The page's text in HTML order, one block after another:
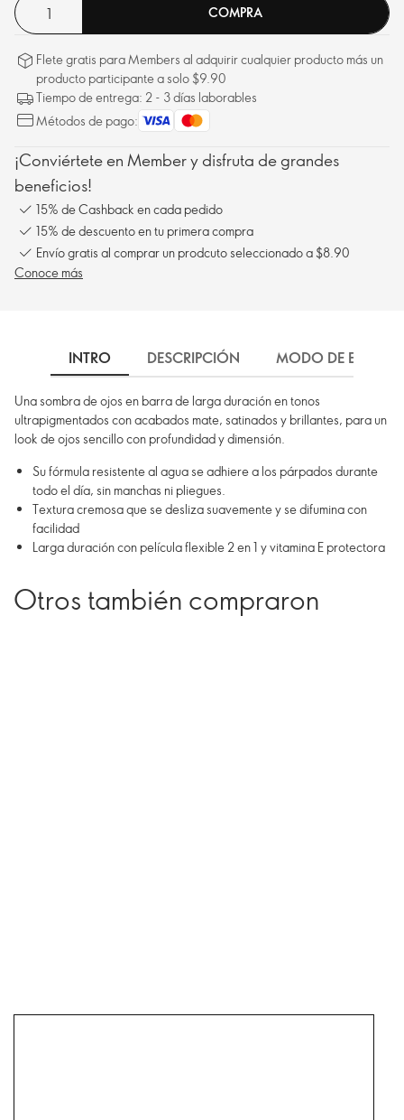
COMPRA
Flete gratis para Members al adquirir cualquier producto más un
producto participante a solo $9.90
Tiempo de entrega: 2 - 3 días laborables
Métodos de pago:
¡Conviértete en Member y disfruta de grandes
beneficios!
15% de Cashback en cada pedido
15% de descuento en tu primera compra
Envío gratis al comprar un prodcuto seleccionado a $8.90
Conoce más
INTRO DESCRIPCIÓN MODO DE EMPLEO
Una sombra de ojos en barra de larga duración en tonos
ultrapigmentados con acabados mate, satinados y brillantes, para un
look de ojos sencillo con profundidad y dimensión.
Su fórmula resistente al agua se adhiere a los párpados durante
todo el día, sin manchas ni pliegues.
Textura cremosa que se desliza suavemente y se difumina con
facilidad
Larga duración con película flexible 2 en 1 y vitamina E protectora
Otros también compraron